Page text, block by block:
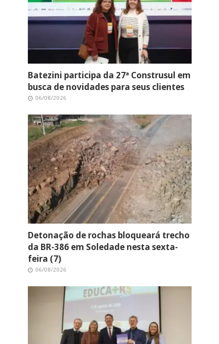
Batezini participa da 27ª Construsul em
busca de novidades para seus clientes
06/08/2026
Detonação de rochas bloqueará trecho
da BR-386 em Soledade nesta sexta-
feira (7)
06/08/2026